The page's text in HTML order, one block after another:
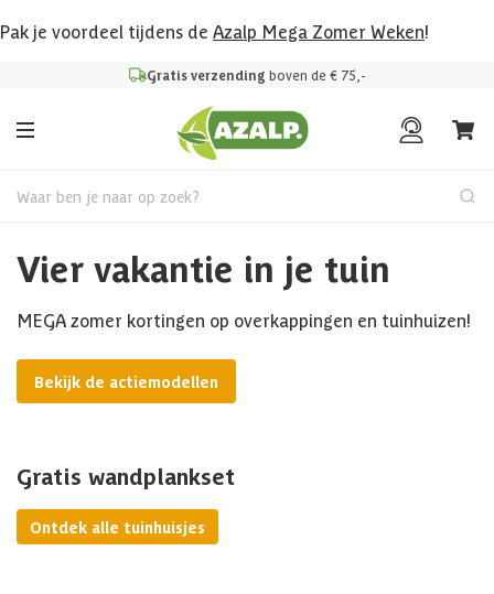
Pak je voordeel tijdens de Azalp Mega Zomer Weken!
Gratis verzending boven de € 75,-
Waar ben je naar op zoek?
Vier vakantie in je tuin
MEGA zomer kortingen op overkappingen en tuinhuizen!
Bekijk de actiemodellen
Gratis wandplankset
Ontdek alle tuinhuisjes